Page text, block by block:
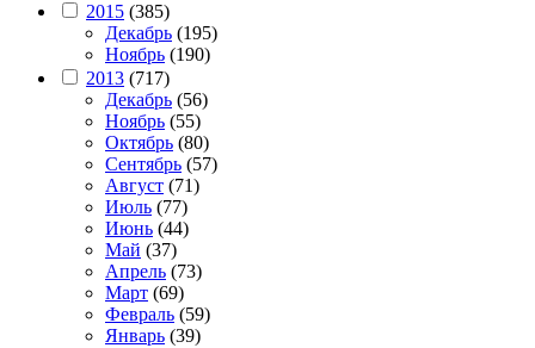
2015 (385)
Декабрь (195)
Ноябрь (190)
2013 (717)
Декабрь (56)
Ноябрь (55)
Октябрь (80)
Сентябрь (57)
Август (71)
Июль (77)
Июнь (44)
Май (37)
Апрель (73)
Март (69)
Февраль (59)
Январь (39)